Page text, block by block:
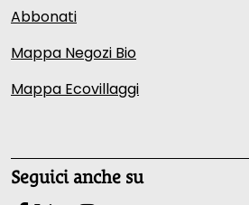
Abbonati
Mappa Negozi Bio
Mappa Ecovillaggi
Seguici anche su